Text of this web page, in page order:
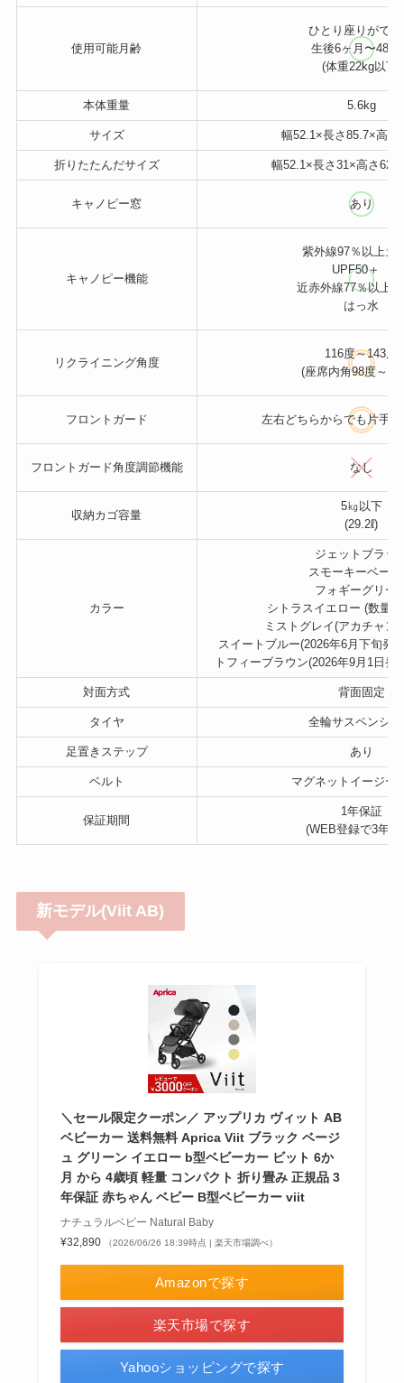
使用可能月齢
ひとり座りがで
生後6ヶ月〜48ヶ
(体重22kg以下)
本体重量 5.6kg
サイズ 幅52.1×長さ85.7×高さ
折りたたんだサイズ 幅52.1×長さ31×高さ
キャノピー窓 あり
キャノピー機能
紫外線97％以上カ
UPF50＋
近赤外線77％以上
はっ水
リクライニング角度
116度～143度
(座席内角98度～
フロントガード 左右どちらからでも片手
フロントガード角度調節機能 なし
収納カゴ容量
5㎏以下
(29.2ℓ)
カラー
ジェットブラッ
スモーキーベー
フォギーグリー
シトラスイエロー (数量
ミストグレイ(アカチャン
スイートブルー(2026年6月下旬発
トフィーブラウン(2026年9月1日発
対面方式 背面固定
タイヤ 全輪サスペンシ
足置きステップ あり
ベルト マグネットイージー
保証期間
1年保証
(WEB登録で3年保
新モデル(Viit AB)
＼セール限定クーポン／ アップリカ ヴィット AB
ベビーカー 送料無料 Aprica Viit ブラック ベージ
ュ グリーン イエロー b型ベビーカー ビット 6か
月 から 4歳頃 軽量 コンパクト 折り畳み 正規品 3
年保証 赤ちゃん ベビー B型ベビーカー viit
ナチュラルベビー Natural Baby
¥32,890
（2026/06/26 18:39時点 | 楽天市場調べ）
Amazonで探す
楽天市場で探す
Yahooショッピングで探す